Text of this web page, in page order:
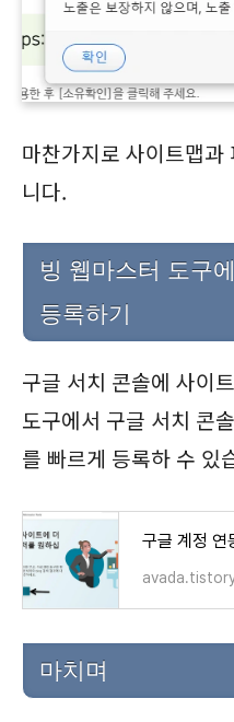
마찬가지로 사이트맵
니다.
빙 웹마스터 도구
등록하기
구글 서치 콘솔에 사이
도구에서 구글 서치 콘
를 빠르게 등록하 수 있
마치며